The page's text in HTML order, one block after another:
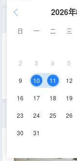
2026
日 一 二 三
2 3 4 5
9 10 11 12
16 17 18 19
23 24 25 26
30 31